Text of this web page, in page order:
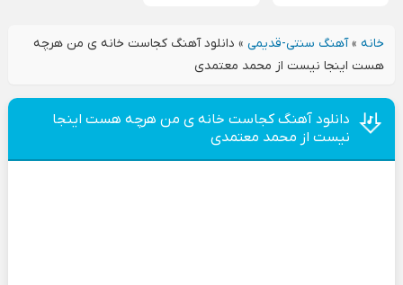
خانه»آهنگ سنتی-قدیمی» دانلود آهنگ کجاست خانه ی من هرچه
هست اینجا نیست از محمد معتمدی
دانلود آهنگ کجاست خانه ی من هرچه هست اینجا
نیست از محمد معتمدی